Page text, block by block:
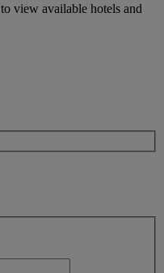
view available hotels and